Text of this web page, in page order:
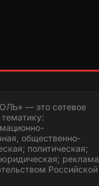
— это сетевое
общественно-
политическая;
реклама
Российской